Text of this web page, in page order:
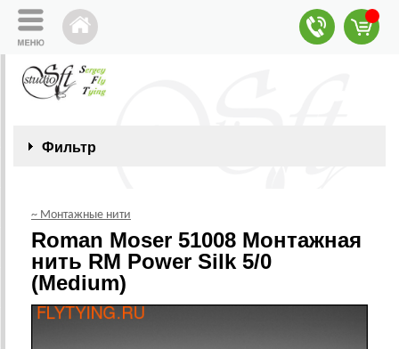
Фильтр
~ Монтажные нити
Roman Moser 51008 Монтажная
нить RM Power Silk 5/0
(Medium)